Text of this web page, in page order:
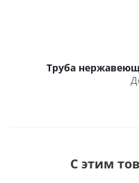
Труба
С этим